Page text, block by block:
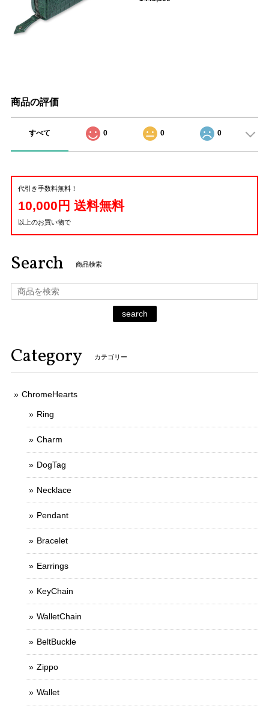
商品の評価
すべて 0 0 0
代引き手数料無料！
10,000円 送料無料
以上のお買い物で
Search 商品検索
search
Category カテゴリー
ChromeHearts
Ring
Charm
DogTag
Necklace
Pendant
Bracelet
Earrings
KeyChain
WalletChain
BeltBuckle
Zippo
Wallet